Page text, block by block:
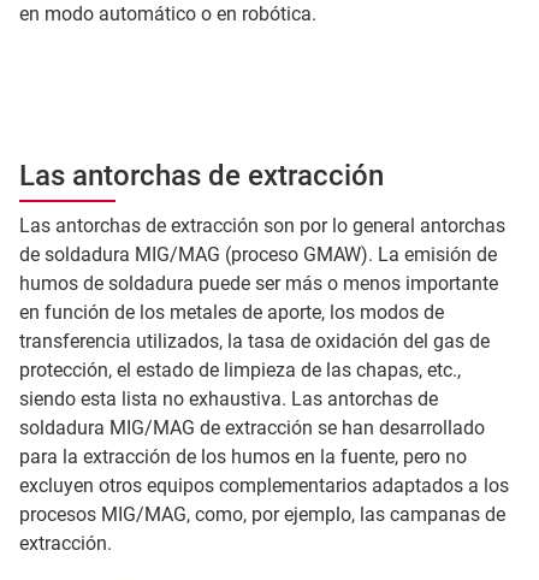
en modo automático o en robótica.
Las antorchas de extracción
Las antorchas de extracción son por lo general antorchas
de soldadura MIG/MAG (proceso GMAW). La emisión de
humos de soldadura puede ser más o menos importante
en función de los metales de aporte, los modos de
transferencia utilizados, la tasa de oxidación del gas de
protección, el estado de limpieza de las chapas, etc.,
siendo esta lista no exhaustiva. Las antorchas de
soldadura MIG/MAG de extracción se han desarrollado
para la extracción de los humos en la fuente, pero no
excluyen otros equipos complementarios adaptados a los
procesos MIG/MAG, como, por ejemplo, las campanas de
extracción.